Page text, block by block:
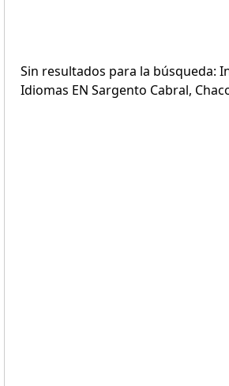
Sin resultados para la búsqueda:
Idiomas EN Sargento Cabral,